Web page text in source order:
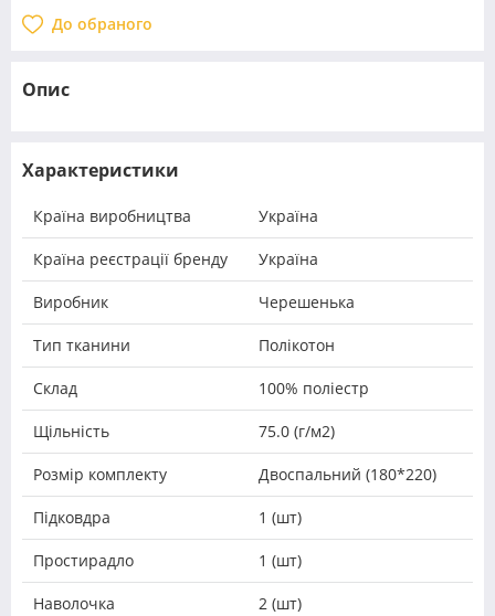
До обраного
Опис
Характеристики
Країна виробництва Україна
Країна реєстрації бренду Україна
Виробник Черешенька
Тип тканини Полікотон
Склад 100% поліестр
Щільність 75.0 (г/м2)
Розмір комплекту Двоспальний (180*220)
Підковдра 1 (шт)
Простирадло 1 (шт)
Наволочка 2 (шт)